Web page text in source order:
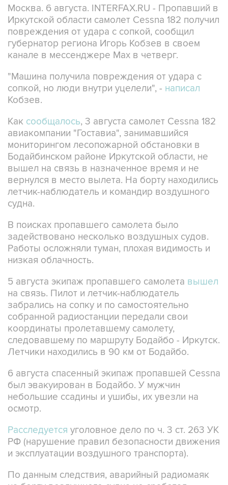
Москва. 6 августа. INTERFAX.RU - Пропавший в
Иркутской области самолет Cessna 182 получил
повреждения от удара с сопкой, сообщил
губернатор региона Игорь Кобзев в своем
канале в мессенджере Мах в четверг.
"Машина получила повреждения от удара с
сопкой, но люди внутри уцелели", - написал
Кобзев.
Как сообщалось, 3 августа самолет Cessna 182
авиакомпании "Гоставиа", занимавшийся
мониторингом лесопожарной обстановки в
Бодайбинском районе Иркутской области, не
вышел на связь в назначенное время и не
вернулся в место вылета. На борту находились
летчик-наблюдатель и командир воздушного
судна.
В поисках пропавшего самолета было
задействовано несколько воздушных судов.
Работы осложняли туман, плохая видимость и
низкая облачность.
5 августа экипаж пропавшего самолета вышел
на связь. Пилот и летчик-наблюдатель
забрались на сопку и по самостоятельно
собранной радиостанции передали свои
координаты пролетавшему самолету,
следовавшему по маршруту Бодайбо - Иркутск.
Летчики находились в 90 км от Бодайбо.
6 августа спасенный экипаж пропавшей Cessna
был эвакуирован в Бодайбо. У мужчин
небольшие ссадины и ушибы, их увезли на
осмотр.
Расследуется уголовное дело по ч. 3 ст. 263 УК
РФ (нарушение правил безопасности движения
и эксплуатации воздушного транспорта).
По данным следствия, аварийный радиомаяк